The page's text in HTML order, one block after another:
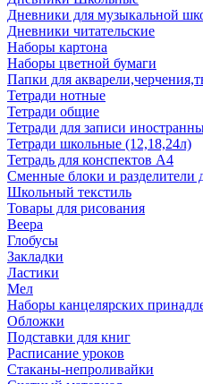
Дневники для музыкальной
Дневники читательские
Наборы картона
Наборы цветной бумаги
Папки для
Тетради нотные
Тетради общие
Тетради для записи
Тетради школьные (12,18,24л)
Тетрадь для конспектов А4
Сменные блоки и разделители
Школьный текстиль
Товары для рисования
Веера
Глобусы
Закладки
Ластики
Мел
Наборы канцелярских
Обложки
Подставки для книг
Расписание уроков
Стаканы-непроливайки